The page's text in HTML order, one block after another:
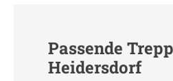
Passende
Heidersdorf